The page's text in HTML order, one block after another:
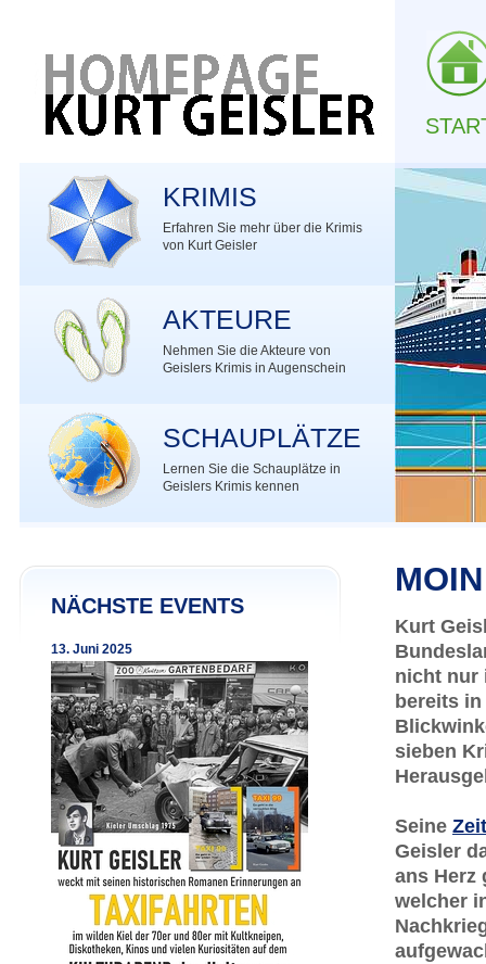
KRIMIS
Erfahren Sie mehr über die Krimis
von Kurt Geisler
AKTEURE
Nehmen Sie die Akteure von
Geislers Krimis in Augenschein
SCHAUPLÄTZE
Lernen Sie die Schauplätze in
Geislers Krimis kennen
NÄCHSTE EVENTS
13. Juni 2025
MOIN
Kurt
nicht nur
bereits
sieben
Seine
Geisler
ans Herz
welcher